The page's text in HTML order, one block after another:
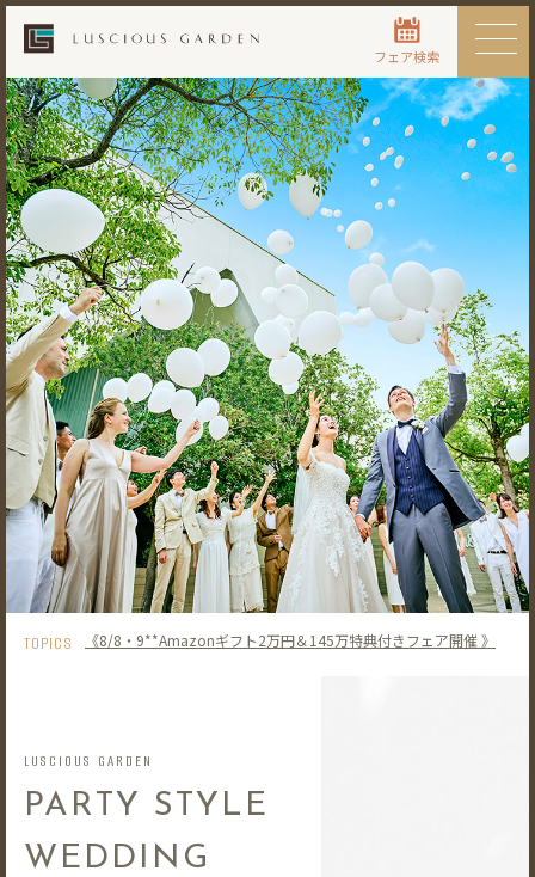
フェア検索
TOPICS 《8/8・9**Amazonギフト2万円＆145万特典付きフェア開催 》
LUSCIOUS GARDEN
PARTY STYLE
WEDDING